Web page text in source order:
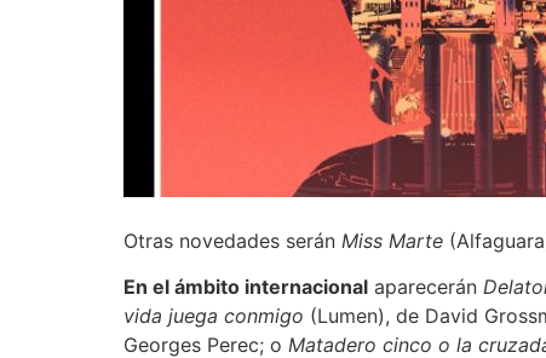
Otras novedades serán Miss Marte
En el ámbito internacional aparecerán
vida juega conmigo (Lumen), de David
Georges Perec; o Matadero cinco o la